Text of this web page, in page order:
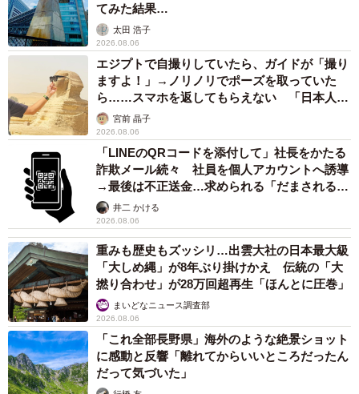
てみた結果…
太田 浩子
2026.08.06
エジプトで自撮りしていたら、ガイドが「撮り
ますよ！」→ノリノリでポーズを取っていた
ら……スマホを返してもらえない 「日本人は
カモ代表かも」「私は6時間で3万円払った」
宮前 晶子
2026.08.06
「LINEのQRコードを添付して」社長をかたる
詐欺メール続々 社員を個人アカウントへ誘導
→最後は不正送金…求められる「だまされる前
提」の対策
井二 かける
2026.08.06
重みも歴史もズッシリ…出雲大社の日本最大級
「大しめ縄」が8年ぶり掛けかえ 伝統の「大
撚り合わせ」が28万回超再生「ほんとに圧巻」
まいどなニュース調査部
2026.08.06
「これ全部長野県」海外のような絶景ショット
に感動と反響「離れてからいいところだったん
だって気づいた」